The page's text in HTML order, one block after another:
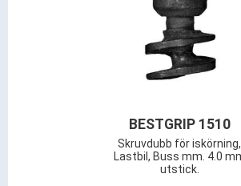
BESTGRIP 1510
Skruvdubb för iskörning,
Lastbil, Buss mm. 4.0 mm
utstick.